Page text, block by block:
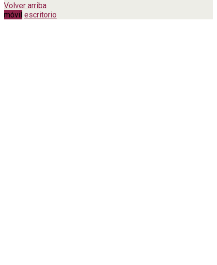
Volver arriba
móvil escritorio